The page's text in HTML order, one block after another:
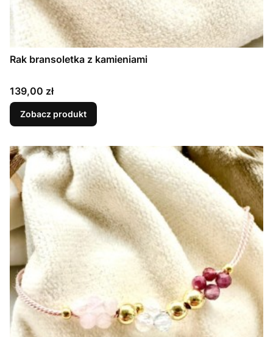
Rak bransoletka z kamieniami
Cena
139,00 zł
Zobacz produkt